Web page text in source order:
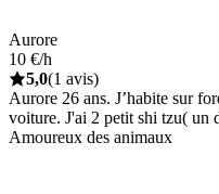
Aurore
10 €/h
5,0(1 avis)
Aurore 26 ans. J’habite sur
voiture. J'ai 2 petit shi tzu( un
Amoureux des animaux